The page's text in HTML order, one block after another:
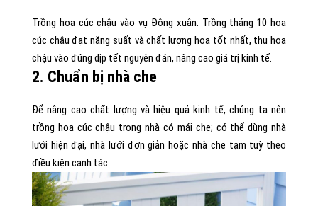
Trồng hoa cúc chậu vào vụ Đông xuân: Trồng tháng 10 hoa
cúc chậu đạt năng suất và chất lượng hoa tốt nhất, thu hoa
chậu vào đúng dịp tết nguyên đán, nâng cao giá trị kinh tế.
2. Chuẩn bị nhà che
Để nâng cao chất lượng và hiệu quả kinh tế, chúng ta nên
trồng hoa cúc chậu trong nhà có mái che; có thể dùng nhà
lưới hiện đại, nhà lưới đơn giản hoặc nhà che tạm tuỳ theo
điều kiện canh tác.